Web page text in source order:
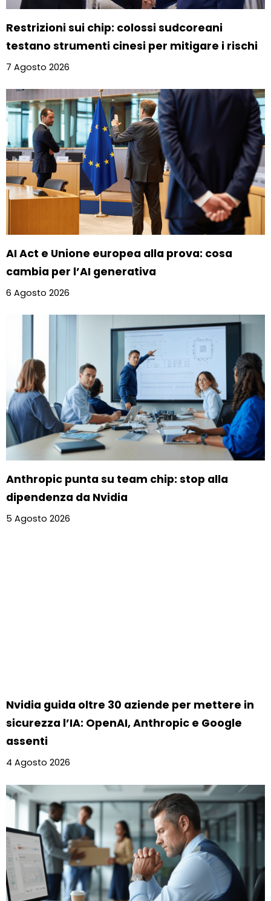
Restrizioni sui chip: colossi sudcoreani
testano strumenti cinesi per mitigare i rischi
7 Agosto 2026
AI Act e Unione europea alla prova: cosa
cambia per l’AI generativa
6 Agosto 2026
Anthropic punta su team chip: stop alla
dipendenza da Nvidia
5 Agosto 2026
Nvidia guida oltre 30 aziende per mettere in
sicurezza l’IA: OpenAI, Anthropic e Google
assenti
4 Agosto 2026